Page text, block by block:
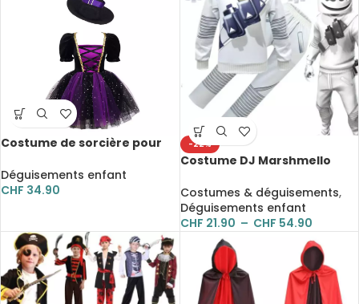
Costume de sorcière pour
scintillante avec chapeau
pointu
Déguisements enfant
CHF 34.90
-22%
Costume DJ Marshmello
Costumes & déguisements,
Déguisements enfant
CHF 21.90 – CHF 54.90